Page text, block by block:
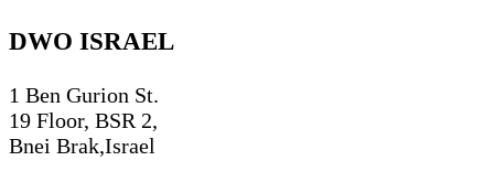
DWO ISRAEL
1 Ben Gurion St.
19 Floor, BSR 2,
Bnei Brak,Israel